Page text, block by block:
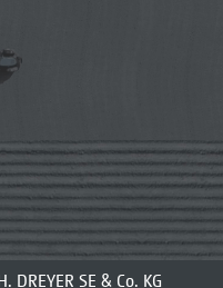
DREYER SE & Co. KG